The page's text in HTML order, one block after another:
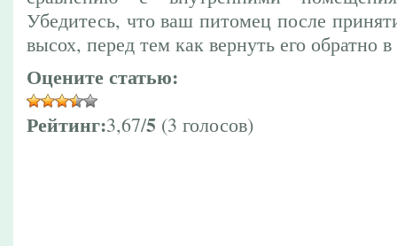
Убедитесь, что ваш питомец после
высох, перед тем как вернуть его обратно
Оцените статью:
Рейтинг:3,67/5 (3 голосов)